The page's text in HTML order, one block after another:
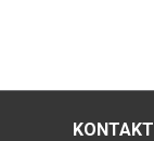
KONTAKT